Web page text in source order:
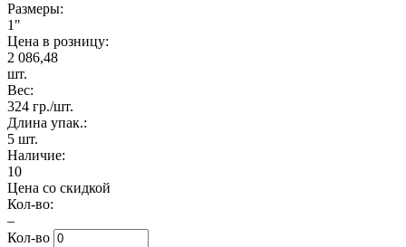
Размеры:
1"
Цена в розницу:
2 086,48
шт.
Вес:
324 гр./шт.
Длина упак.:
5 шт.
Наличие:
10
Цена со скидкой
Кол-во:
–
Кол-во